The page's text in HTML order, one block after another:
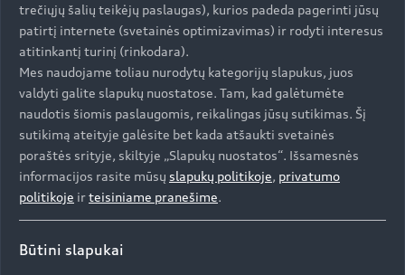
Slidinėjimo pasaulio viršūnėje esi mažiau pripratęs prie
didelių žingsnių nei prie mažų detalių, kurių poveikis
dažnai labiau jaučiamas nei matomas.
Po ankstesnės traumos, patirtos prieš porą metų,
patyriau didžiulius pažangos žingsnius, kurių nejaučiau
nuo jaunystės, ir tai labai vertinu. Ir dabar nekantrauju
vėl tai patirti. Bet taip, tokiame aukštame slidinėjimo
lygyje detalės yra gana smulkios. Tomis dienomis, kai
padarau didelę pažangą, svarbiausia ne sutaupyti
sekundes, o sekundės dalis. Tačiau būna ir tokių dienų,
prarandi kontrolę, taip pat mokausi.
trečiųjų šalių teikėjų paslaugas), kurios padeda pagerinti jūsų
patirtį internete (svetainės optimizavimas) ir rodyti interesus
atitinkantį turinį (rinkodara).
Mes naudojame toliau nurodytų kategorijų slapukus, juos
valdyti galite slapukų nuostatose. Tam, kad galėtumėte
naudotis šiomis paslaugomis, reikalingas jūsų sutikimas. Šį
sutikimą ateityje galėsite bet kada atšaukti svetainės
poraštės srityje, skiltyje „Slapukų nuostatos“. Išsamesnės
informacijos rasite mūsų slapukų politikoje, privatumo
politikoje irteisiniame pranešime.
Būtini slapukai